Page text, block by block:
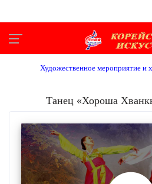
Художественное мероприятие и
Танец «Хороша